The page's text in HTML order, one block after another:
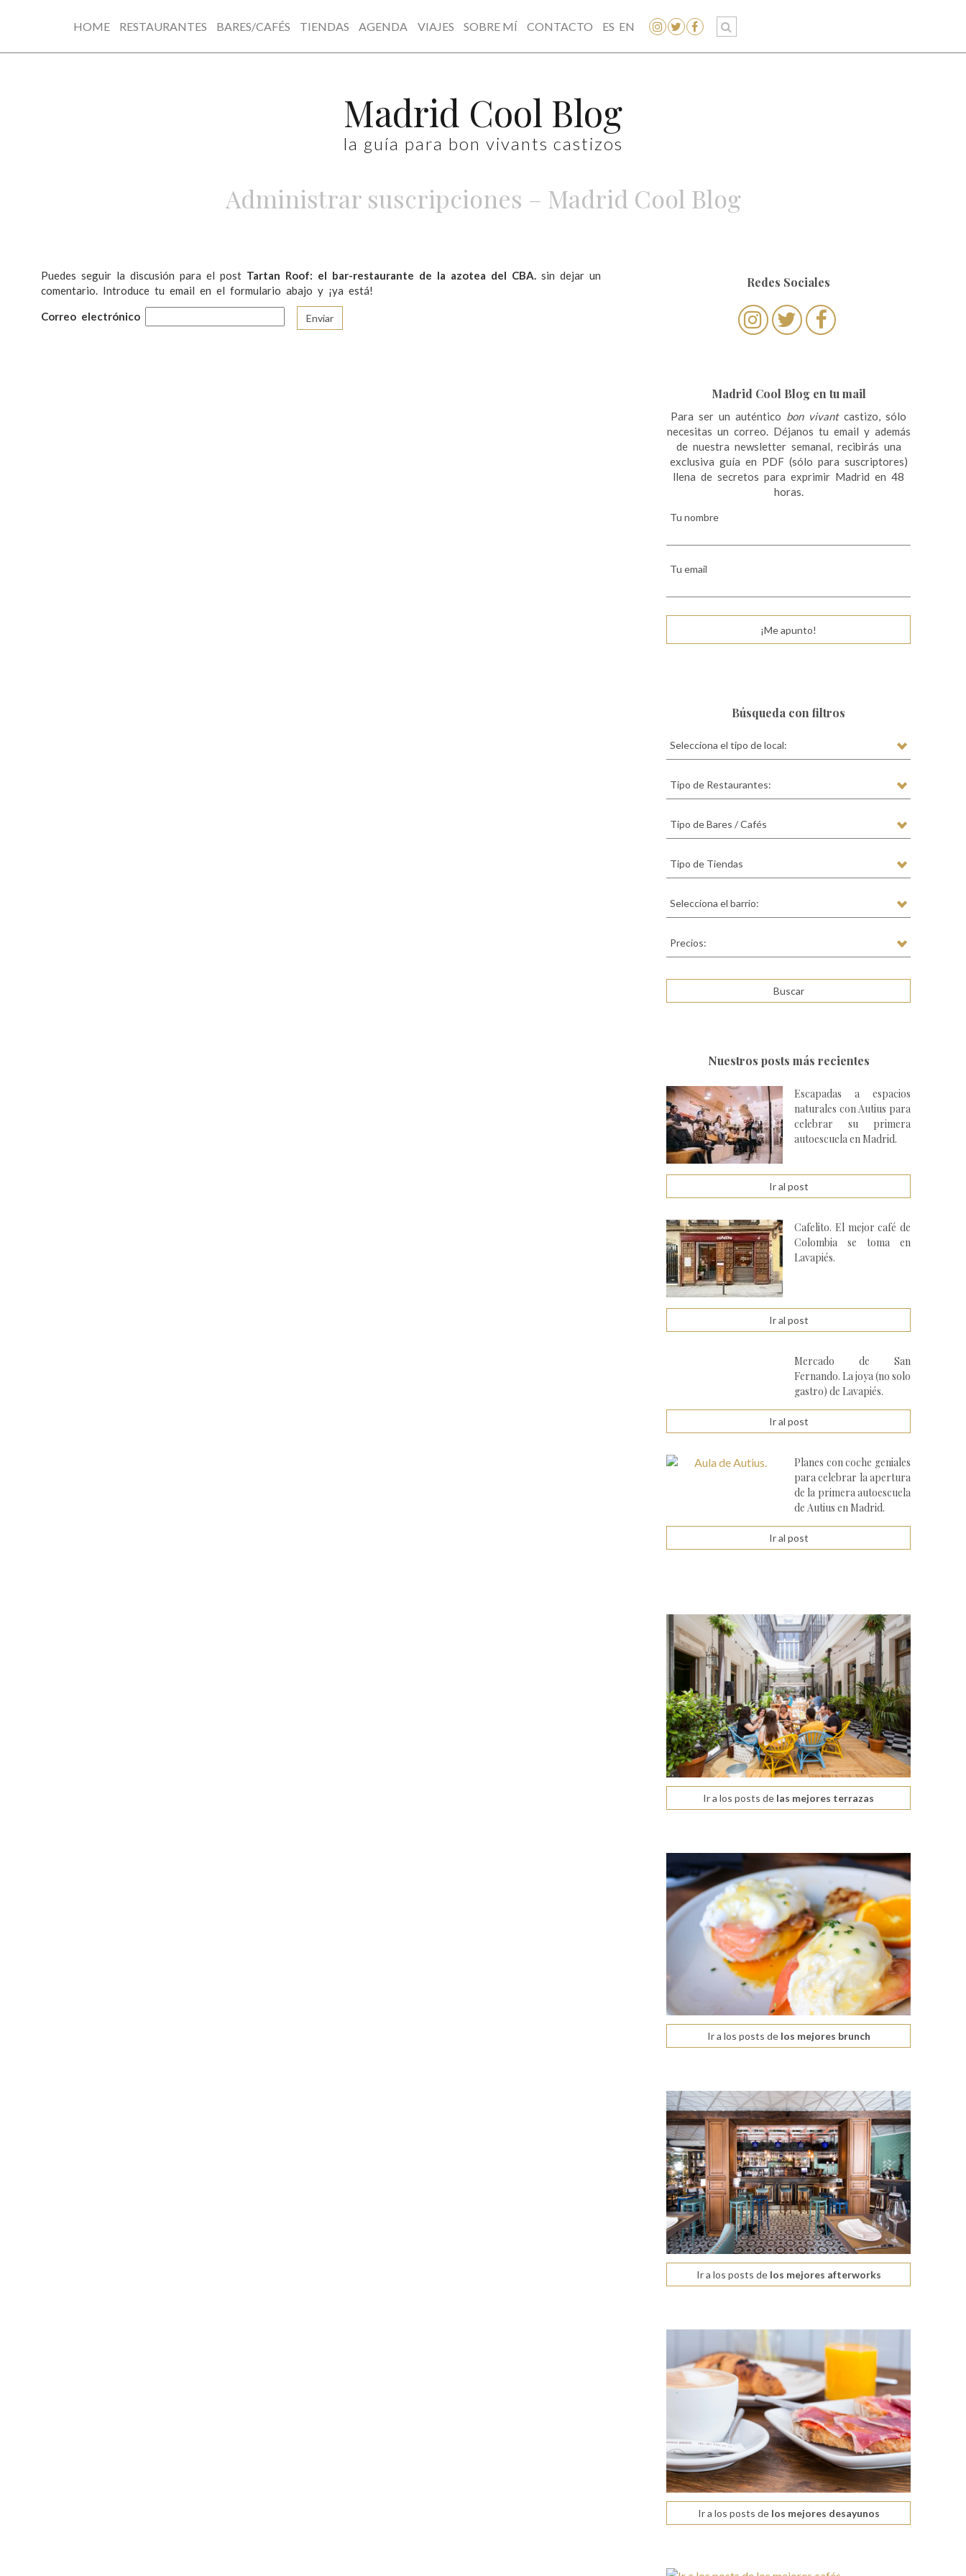
HOME RESTAURANTES BARES/CAFÉS TIENDAS AGENDA VIAJES SOBRE MÍ CONTACTO ES EN
Madrid Cool Blog
la guía para bon vivants castizos
Administrar suscripciones – Madrid Cool Blog
Puedes seguir la discusión para el post Tartan Roof: el bar-restaurante de la azotea del CBA. sin dejar un
comentario. Introduce tu email en el formulario abajo y ¡ya está!
Correo electrónico
Redes Sociales
Madrid Cool Blog en tu mail
Para ser un auténtico bon vivantcastizo, sólo
necesitas un correo. Déjanos tu email y además
de nuestra newsletter semanal, recibirás una
exclusiva guía en PDF (sólo para suscriptores)
llena de secretos para exprimir Madrid en 48
horas.
Tu nombre
Tu email
¡Me apunto!
Búsqueda con filtros
Selecciona el tipo de local:
Tipo de Restaurantes:
Tipo de Bares / Cafés
Tipo de Tiendas
Selecciona el barrio:
Precios:
Nuestros posts más recientes
Escapadas a espacios
naturales con Autius para
celebrar su primera
autoescuela en Madrid.
Ir al post
Cafelito. El mejor café de
Colombia se toma en
Lavapiés.
Ir al post
Mercado de San
Fernando. La joya (no solo
gastro) de Lavapiés.
Ir al post
Planes con coche geniales
para celebrar la apertura
de la primera autoescuela
de Autius en Madrid.
Ir al post
Ir a los posts de las mejores terrazas
Ir a los posts delos mejores brunch
Ir a los posts delos mejores afterworks
Ir a los posts delos mejores desayunos